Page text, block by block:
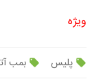
ویژه
پلیس بمب